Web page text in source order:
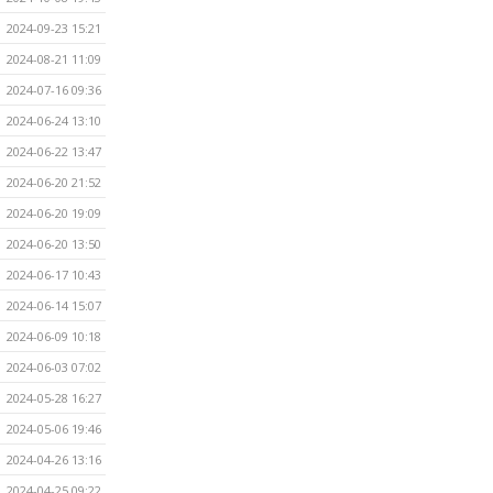
2024-09-23 15:21
2024-08-21 11:09
2024-07-16 09:36
2024-06-24 13:10
2024-06-22 13:47
2024-06-20 21:52
2024-06-20 19:09
2024-06-20 13:50
2024-06-17 10:43
2024-06-14 15:07
2024-06-09 10:18
2024-06-03 07:02
2024-05-28 16:27
2024-05-06 19:46
2024-04-26 13:16